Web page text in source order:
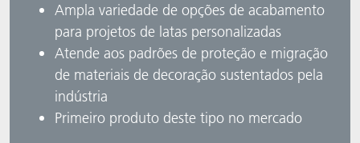
Ampla variedade de opções de acabamento
para projetos de latas personalizadas
Atende aos padrões de proteção e migração
de materiais de decoração sustentados pela
indústria
Primeiro produto deste tipo no mercado